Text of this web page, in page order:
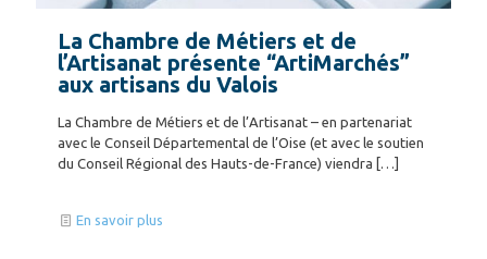
La Chambre de Métiers et de
l’Artisanat présente “ArtiMarchés”
aux artisans du Valois
La Chambre de Métiers et de l’Artisanat – en partenariat
avec le Conseil Départemental de l’Oise (et avec le soutien
du Conseil Régional des Hauts-de-France) viendra […]
En savoir plus